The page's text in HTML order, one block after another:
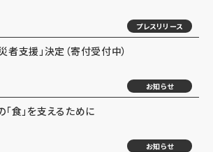
プレスリリース
者支援」決定（寄付受付中）
お知らせ
「食」を支えるために
お知らせ